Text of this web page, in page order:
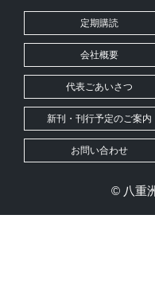
定期購読
会社概要
代表ごあいさつ
新刊・刊行予定のご案内
お問い合わせ
© 八重